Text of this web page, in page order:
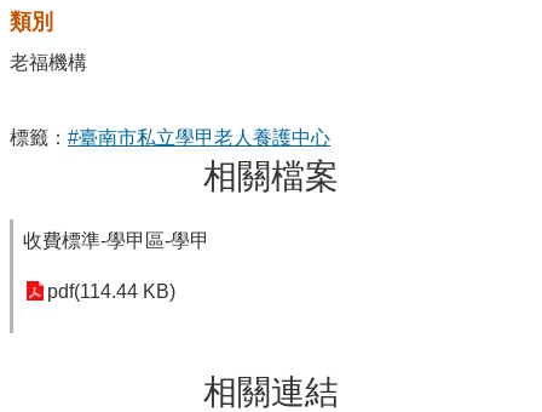
類別
老福機構
標籤： #臺南市私立學甲老人養護中心
相關檔案
收費標準-學甲區-學甲
pdf(114.44 KB)
相關連結